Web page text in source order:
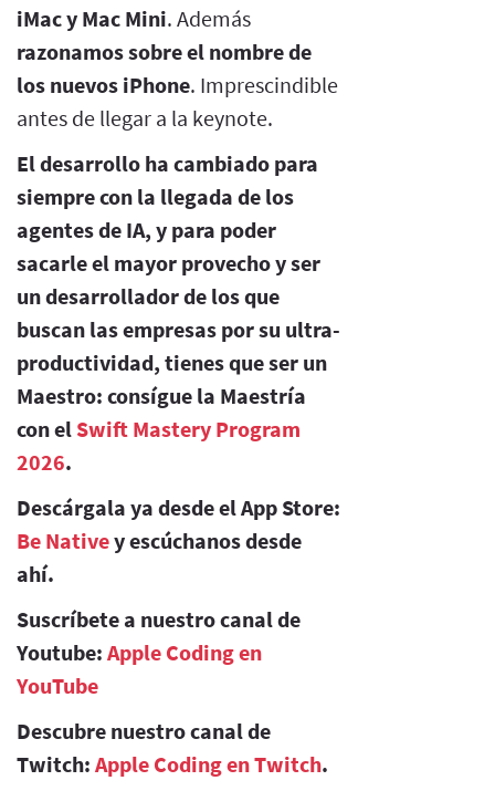
iMac y Mac Mini. Además
razonamos sobre el nombre de
los nuevos iPhone. Imprescindible
antes de llegar a la keynote.
El desarrollo ha cambiado para
siempre con la llegada de los
agentes de IA, y para poder
sacarle el mayor provecho y ser
un desarrollador de los que
buscan las empresas por su ultra-
productividad, tienes que ser un
Maestro: consígue la Maestría
con el Swift Mastery Program
2026.
Descárgala ya desde el App Store:
Be Nativey escúchanos desde
ahí.
Suscríbete a nuestro canal de
Youtube: Apple Coding en
YouTube
Descubre nuestro canal de
Twitch: Apple Coding en Twitch.